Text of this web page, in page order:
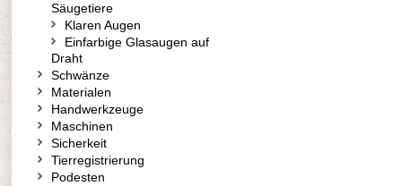
Säugetiere
Klaren Augen
Einfarbige Glasaugen auf
Draht
Schwänze
Materialen
Handwerkzeuge
Maschinen
Sicherkeit
Tierregistrierung
Podesten